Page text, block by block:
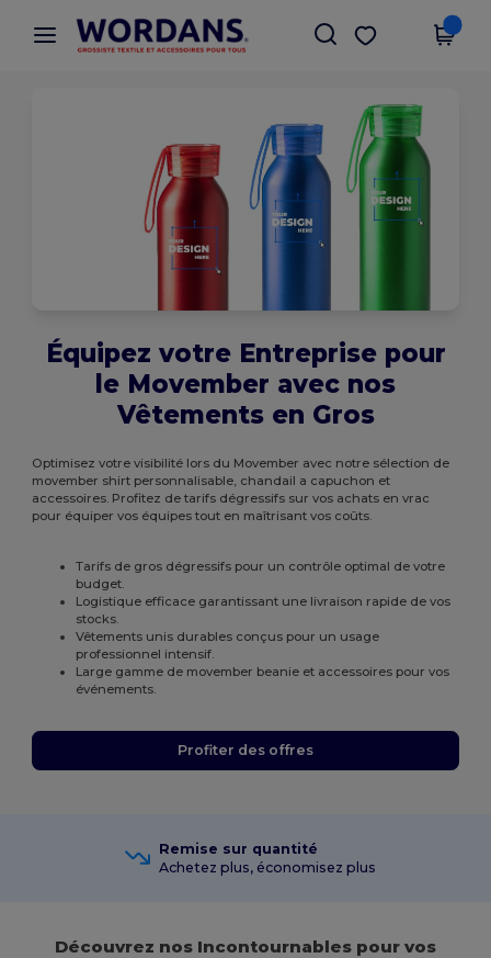
× Appli Wordans
Meilleurs prix sur l’app !
Obtenir l'appli
Équipez votre Entreprise pour
le Movember avec nos
Vêtements en Gros
Optimisez votre visibilité lors du Movember avec notre sélection de
movember shirt personnalisable, chandail a capuchon et
accessoires. Profitez de tarifs dégressifs sur vos achats en vrac
pour équiper vos équipes tout en maîtrisant vos coûts.
Tarifs de gros dégressifs pour un contrôle optimal de votre
budget.
Logistique efficace garantissant une livraison rapide de vos
stocks.
Vêtements unis durables conçus pour un usage
professionnel intensif.
Large gamme de movember beanie et accessoires pour vos
événements.
Profiter des offres
Remise sur quantité
Achetez plus, économisez plus
Découvrez nos Incontournables pour vos